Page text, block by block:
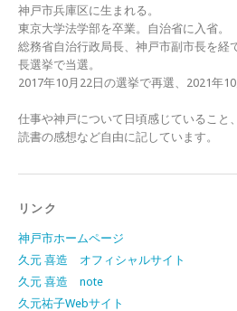
神戸市兵庫区に生まれる。
東京大学法学部を卒業。自治省に入省。
総務省自治行政局長、神戸市副市長を経
長選挙で当選。
2017年10月22日の選挙で再選、2021年
仕事や神戸について日頃感じていること、
読書の感想など自由に記しています。
リンク
神戸市ホームページ
久元 喜造 オフィシャルサイト
久元 喜造 note
久元祐子Webサイト